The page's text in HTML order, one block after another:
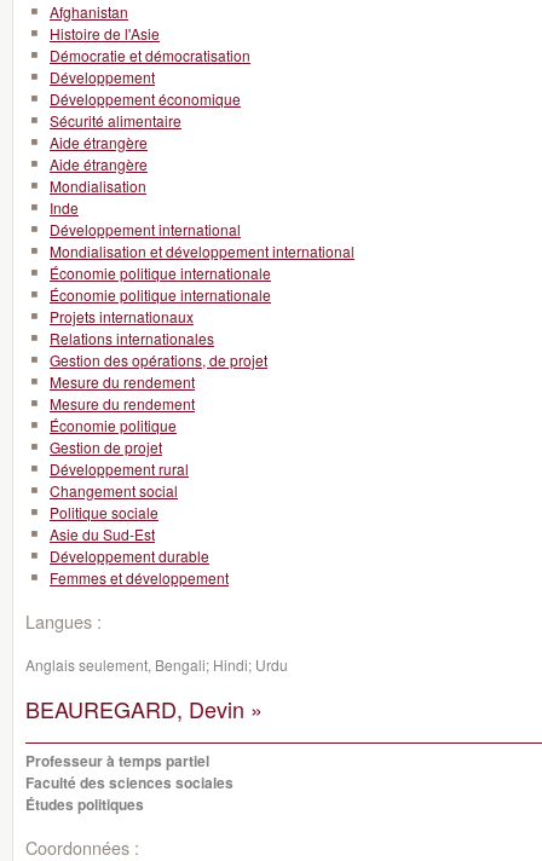
Afghanistan
Histoire de l'Asie
Démocratie et démocratisation
Développement
Développement économique
Sécurité alimentaire
Aide étrangère
Aide étrangère
Mondialisation
Inde
Développement international
Mondialisation et développement international
Économie politique internationale
Économie politique internationale
Projets internationaux
Relations internationales
Gestion des opérations, de projet
Mesure du rendement
Mesure du rendement
Économie politique
Gestion de projet
Développement rural
Changement social
Politique sociale
Asie du Sud-Est
Développement durable
Femmes et développement
Langues :
Anglais seulement, Bengali; Hindi; Urdu
BEAUREGARD, Devin »
Professeur à temps partiel
Faculté des sciences sociales
Études politiques
Coordonnées :